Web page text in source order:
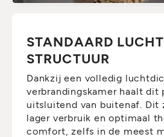
STANDAARD
STRUCTUUR
Dankzij een volledig
verbrandingskamer haalt dit
uitsluitend van buitenaf. Dit
lager verbruik en optimaal
comfort, zelfs in de meest